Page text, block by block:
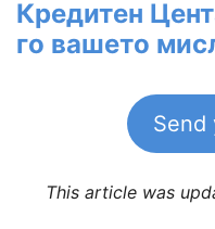
Кредитен
го вашето
Send
This article was